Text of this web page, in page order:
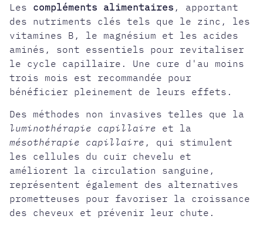
Les compléments alimentaires , apportant
des nutriments clés tels que le zinc, les
vitamines B, le magnésium et les acides
aminés, sont essentiels pour revitaliser
le cycle capillaire. Une cure d'au moins
trois mois est recommandée pour
bénéficier pleinement de leurs effets.
Des méthodes non invasives telles que la
luminothérapie capillaire et la
mésothérapie capillaire , qui stimulent
les cellules du cuir chevelu et
améliorent la circulation sanguine,
représentent également des alternatives
prometteuses pour favoriser la croissance
des cheveux et prévenir leur chute.